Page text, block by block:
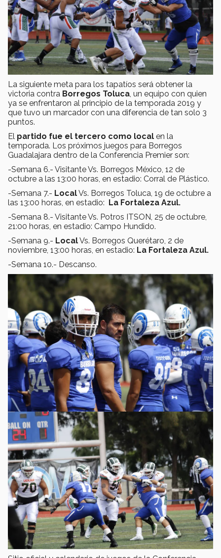
La siguiente meta para los tapatíos será obtener la
victoria contra Borregos Toluca, un equipo con quien
ya se enfrentaron al principio de la temporada 2019 y
que tuvo un marcador con una diferencia de tan solo 3
puntos.
El partido fue el tercero como local en la
temporada. Los próximos juegos para Borregos
Guadalajara dentro de la Conferencia Premier son:
-Semana 6.- Visitante Vs. Borregos México, 12 de
octubre a las 13:00 horas, en estadio: Corral de Plástico.
-Semana 7.- LocalVs. Borregos Toluca, 19 de octubre a
las 13:00 horas, en estadio:
La Fortaleza Azul.
-Semana 8.- Visitante Vs. Potros ITSON, 25 de octubre,
21:00 horas, en estadio: Campo Hundido.
-Semana 9.- LocalVs. Borregos Querétaro, 2 de
noviembre, 13:00 horas, en estadio: La Fortaleza Azul.
-Semana 10.- Descanso.